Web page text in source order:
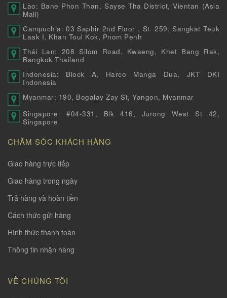
Lào: Bane Phon Than, Sayse Tha District, Vientan (Asia
Mall)
Campuchia: 03 Saphir 2nd Floor , St. 259, Sangkat Teuk
Laak I, Khan Toul Kok, Pnom Penh
Thái Lan: 208 Silom Road, Kwaeng, Khet Bang Rak,
Bangkok Thailand
Indonesia: Block A, Harco Manga Dua, JKT DKI
Indonesia
Myanmar: 190, Bogalay Zay St, Yangon, Myanmar
Singapore: #04-331, Blk 416, Jurong West St 42,
Singapore
CHĂM SÓC KHÁCH HÀNG
Giao hàng trực tiếp
Giao hàng trong ngày
Trả hàng và hoàn tiền
Cách thức gửi hàng
Hình thức thanh toàn
Thông tin nhận hàng
VỀ CHÚNG TÔI